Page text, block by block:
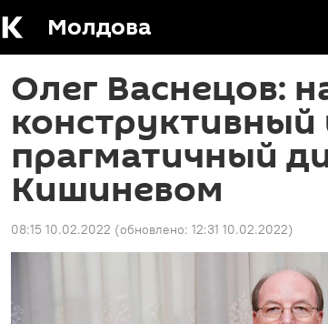
Молдова
Олег Васнецов:
конструктивный
прагматичный
Кишиневом
08:15 10.02.2022 (обновлено: 12:31 10.02.2022)